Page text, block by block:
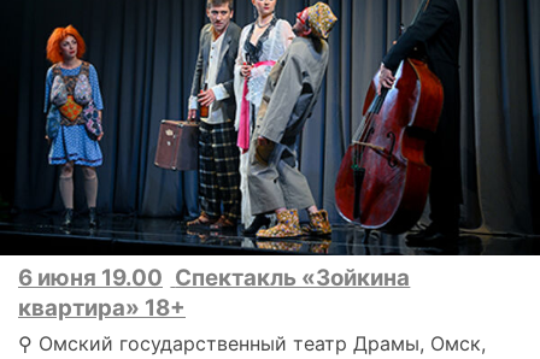
6 июня 19.00 Спектакль «Зойкина
квартира» 18+
⚲ Омский государственный театр Драмы, Омск,